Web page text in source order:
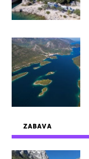
ZABAVA